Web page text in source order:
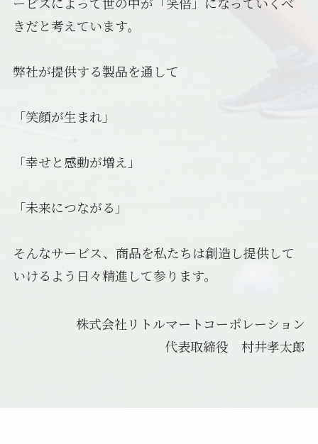
きだと考えています。
弊社が提供する製品を通して
「笑顔が生まれ」
「幸せと感動が増え」
「未来につながる」
そんなサービス、商品を私たちは創造し提供して
いけるよう日々精進して参ります。
株式会社リトルマートコーポレーション
代表取締役 村井孝太郎